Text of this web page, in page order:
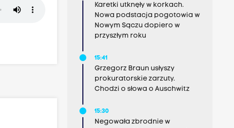
Karetki utknęły w korkach.
Nowa podstacja pogotowia w
Nowym Sączu dopiero w
przyszłym roku
15:41
Grzegorz Braun usłyszy
prokuratorskie zarzuty.
Chodzi o słowa o Auschwitz
15:30
Negowała zbrodnie w